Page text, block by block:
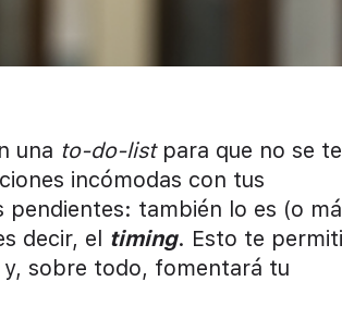
una to-do-listpara que no se te
incómodas con tus
también lo es (o
decir, el timing. Esto te
sobre todo, fomentará tu